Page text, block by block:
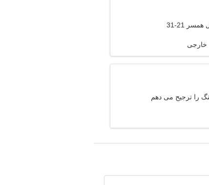
21-31
خارجی
را ترجیح می دهم